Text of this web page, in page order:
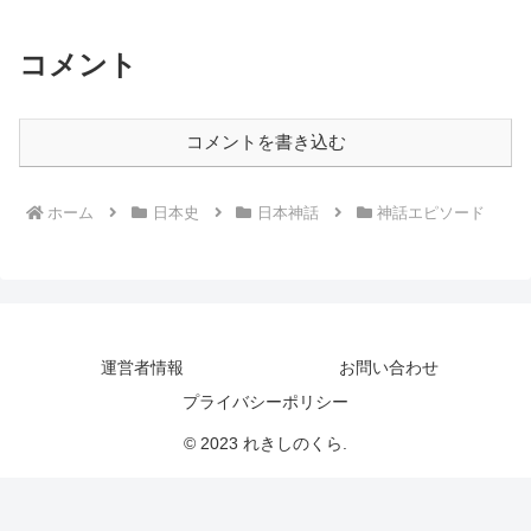
コメント
コメントを書き込む
ホーム 日本史 日本神話 神話エピソード
運営者情報
お問い合わせ
プライバシーポリシー
© 2023 れきしのくら.